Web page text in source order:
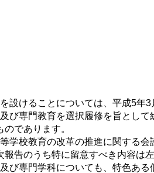
設けることについては、平成5年
び専門教育を選択履修を旨とし
であります。
学校教育の改革の推進に関する
報告のうち特に留意すべき内容は
び専門学科についても、特色あ